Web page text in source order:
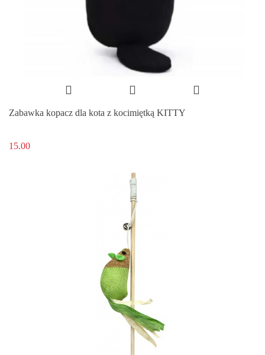
Zabawka kopacz dla kota z kocimiętką KITTY
15.00